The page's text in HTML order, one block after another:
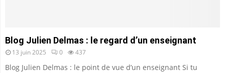
Blog Julien Delmas : le regard d’un enseignant
13 juin 2025 0 437
Blog Julien Delmas : le point de vue d’un enseignant Si tu